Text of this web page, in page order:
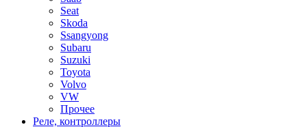
Seat
Skoda
Ssangyong
Subaru
Suzuki
Toyota
Volvo
VW
Прочее
Реле, контроллеры